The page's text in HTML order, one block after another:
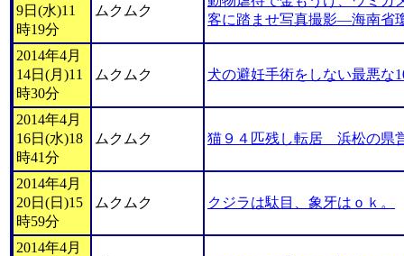
9日(水)11
時19分
ムクムク
客に踏ませ写真撮影―海南省
2014年4月
14日(月)11
時30分
ムクムク 犬の避妊手術をしない最悪な
2014年4月
16日(水)18
時41分
ムクムク 猫９４匹残し転居 浜松の県
2014年4月
20日(日)15
時59分
ムクムク クジラは駄目、象牙はｏｋ。
2014年4月